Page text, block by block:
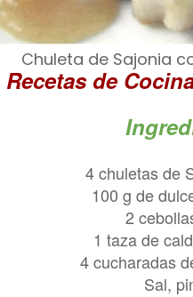
Chuleta de Sajonia
Recetas de
4 chuletas de
100 g de
2
1 taza de
4 cucharadas
Sal,